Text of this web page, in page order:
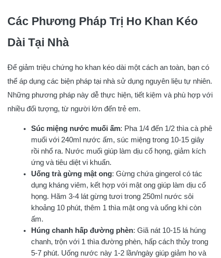
Các Phương Pháp Trị Ho Khan Kéo
Dài Tại Nhà
Để giảm triệu chứng ho khan kéo dài một cách an toàn, bạn có
thể áp dụng các biện pháp tại nhà sử dụng nguyên liệu tự nhiên.
Những phương pháp này dễ thực hiện, tiết kiệm và phù hợp với
nhiều đối tượng, từ người lớn đến trẻ em.
Súc miệng nước muối ấm: Pha 1/4 đến 1/2 thìa cà phê
muối với 240ml nước ấm, súc miệng trong 10-15 giây
rồi nhổ ra. Nước muối giúp làm dịu cổ họng, giảm kích
ứng và tiêu diệt vi khuẩn.
Uống trà gừng mật ong: Gừng chứa gingerol có tác
dụng kháng viêm, kết hợp với mật ong giúp làm dịu cổ
họng. Hãm 3-4 lát gừng tươi trong 250ml nước sôi
khoảng 10 phút, thêm 1 thìa mật ong và uống khi còn
ấm.
Húng chanh hấp đường phèn: Giã nát 10-15 lá húng
chanh, trộn với 1 thìa đường phèn, hấp cách thủy trong
5-7 phút. Uống nước này 1-2 lần/ngày giúp giảm ho và